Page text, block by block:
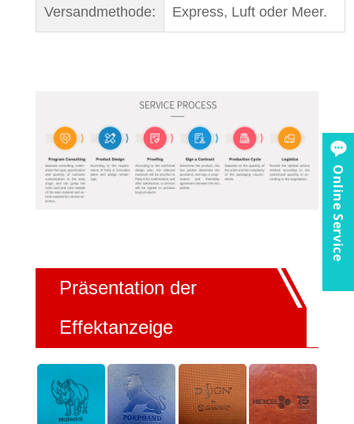
Versandmethode: Express, Luft oder Meer.
Präsentation der
Effektanzeige
Online Service